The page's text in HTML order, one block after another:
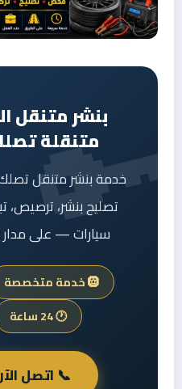
بنشر متنقل
متنقلة
خدمة بنشر متنقل تصلك
تصليح بنشر، ترصيص،
سيارات — على مدار 24 ساعة في الظهر.
🛞 خدمة متخصصة
🕐 24 ساعة
📞 اتصل الآن